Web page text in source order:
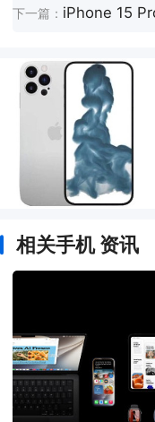
下一篇： iPhone 15 Pro
相关手机 资讯